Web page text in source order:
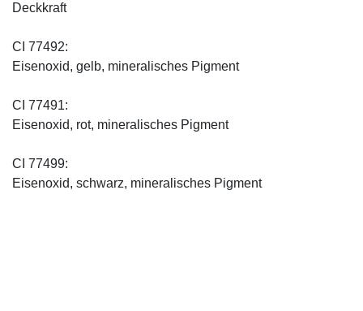
Deckkraft
CI 77492:
Eisenoxid, gelb, mineralisches Pigment
CI 77491:
Eisenoxid, rot, mineralisches Pigment
CI 77499:
Eisenoxid, schwarz, mineralisches Pigment